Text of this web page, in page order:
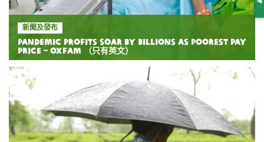
新聞及發布
Pandemic profits soar by billions as poorest pay
price – Oxfam （只有英文）